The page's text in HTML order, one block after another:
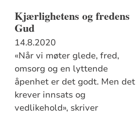
Kjærlighetens og fredens
Gud
14.8.2020
«Når vi møter glede, fred,
omsorg og en lyttende
åpenhet er det godt. Men det
krever innsats og
vedlikehold», skriver